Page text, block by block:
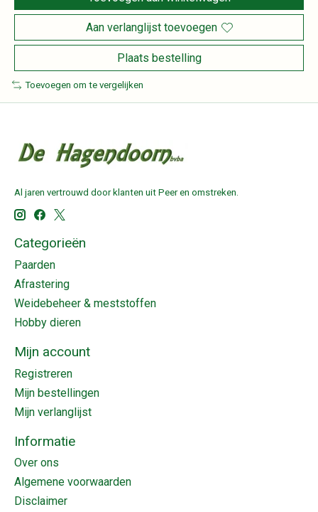
Aan verlanglijst toevoegen
Plaats bestelling
Toevoegen om te vergelijken
Al jaren vertrouwd door klanten uit Peer en omstreken.
Categorieën
Paarden
Afrastering
Weidebeheer & meststoffen
Hobby dieren
Mijn account
Registreren
Mijn bestellingen
Mijn verlanglijst
Informatie
Over ons
Algemene voorwaarden
Disclaimer